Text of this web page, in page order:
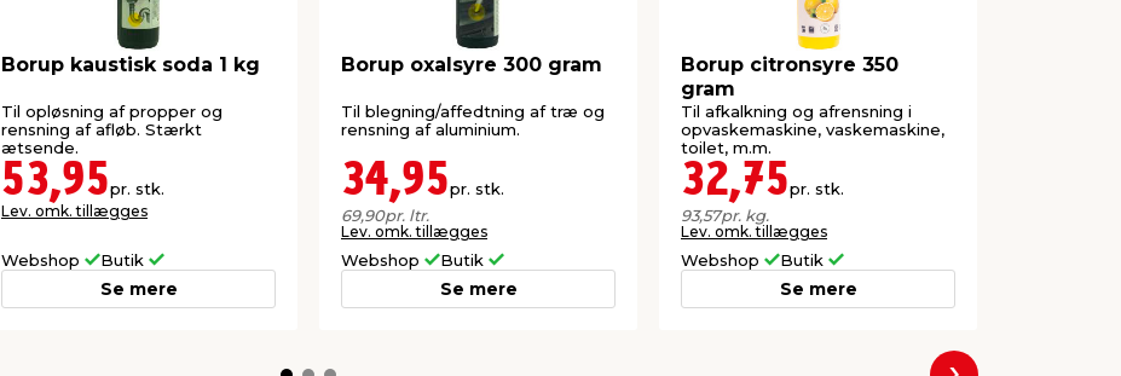
Borup kaustisk soda 1 kg
Til opløsning af propper og
rensning af afløb. Stærkt
ætsende.
53,95pr. stk.
Lev. omk. tillægges
Webshop Butik
Se mere
Borup oxalsyre 300 gram
Til blegning/affedtning af træ og
rensning af aluminium.
34,95pr. stk.
69,90pr. ltr.
Lev. omk. tillægges
Webshop Butik
Se mere
Borup citronsyre 350
gram
Til afkalkning og afrensning i
opvaskemaskine, vaskemaskine,
toilet, m.m.
32,75pr. stk.
93,57pr. kg.
Lev. omk. tillægges
Webshop Butik
Se mere